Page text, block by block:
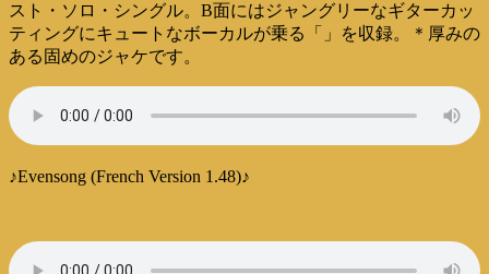
スト・ソロ・シングル。B面にはジャングリーなギターカッ
ティングにキュートなボーカルが乗る「」を収録。＊厚みの
ある固めのジャケです。
♪Evensong (French Version 1.48)♪